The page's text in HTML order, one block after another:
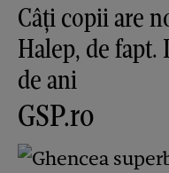
Câți copii are
Halep, de fapt.
de ani
GSP.ro